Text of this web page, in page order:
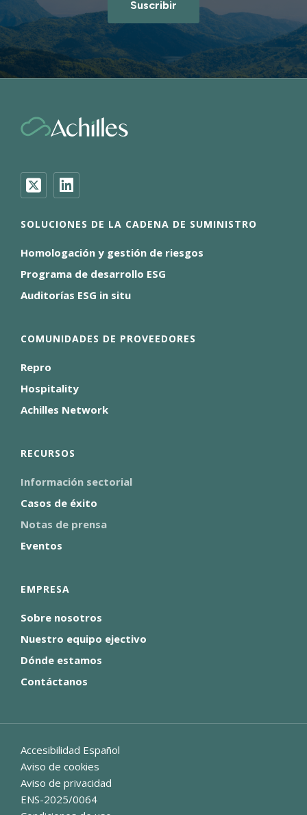
Suscribir
SOLUCIONES DE LA CADENA DE SUMINISTRO
Homologación y gestión de riesgos
Programa de desarrollo ESG
Auditorías ESG in situ
COMUNIDADES DE PROVEEDORES
Repro
Hospitality
Achilles Network
RECURSOS
Información sectorial
Casos de éxito
Notas de prensa
Eventos
EMPRESA
Sobre nosotros
Nuestro equipo ejectivo
Dónde estamos
Contáctanos
Accesibilidad Español
Aviso de cookies
Aviso de privacidad
ENS-2025/0064